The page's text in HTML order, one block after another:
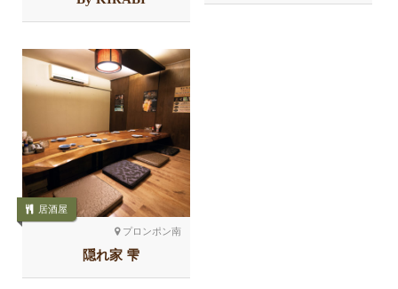
プロンポン南
居酒屋
隠れ家 雫